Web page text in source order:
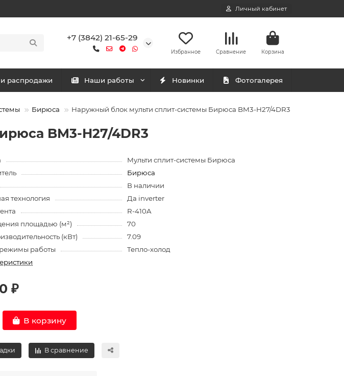
Личный кабинет
+7 (3842) 21-65-29
Избранное Сравнение Корзина
распродажи Наши работы Новинки Фотогалерея
Бирюса Наружный блок мульти сплит-системы Бирюса BM3-H27/4DR3
BM3-H27/4DR3
Мульти сплит-системы Бирюса
Бирюса
В наличии
технология
Да inverter
R-410A
площадью (м²)
70
(кВт)
7.09
работы
Тепло-холод
₽
В корзину
В сравнение